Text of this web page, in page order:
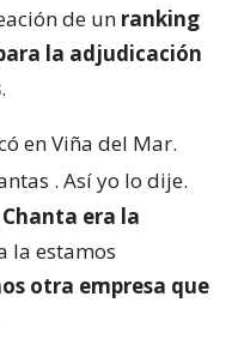
de un ranking
la adjudicación
.
en Viña del Mar.
. Así yo lo dije.
Chanta era la
la estamos
otra empresa que